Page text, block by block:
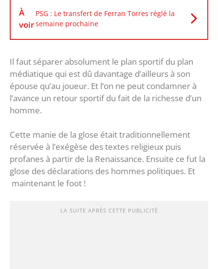
À
voir
PSG : Le transfert de Ferran Torres réglé la
semaine prochaine
Il faut séparer absolument le plan sportif du plan
médiatique qui est dû davantage d’ailleurs à son
épouse qu’au joueur. Et l’on ne peut condamner à
l’avance un retour sportif du fait de la richesse d’un
homme.
Cette manie de la glose était traditionnellement
réservée à l’exégèse des textes religieux puis
profanes à partir de la Renaissance. Ensuite ce fut la
glose des déclarations des hommes politiques. Et
maintenant le foot !
LA SUITE APRÈS CETTE PUBLICITÉ